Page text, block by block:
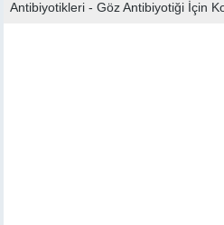
Antibiyotikleri - Göz Antibiyotiği İçin